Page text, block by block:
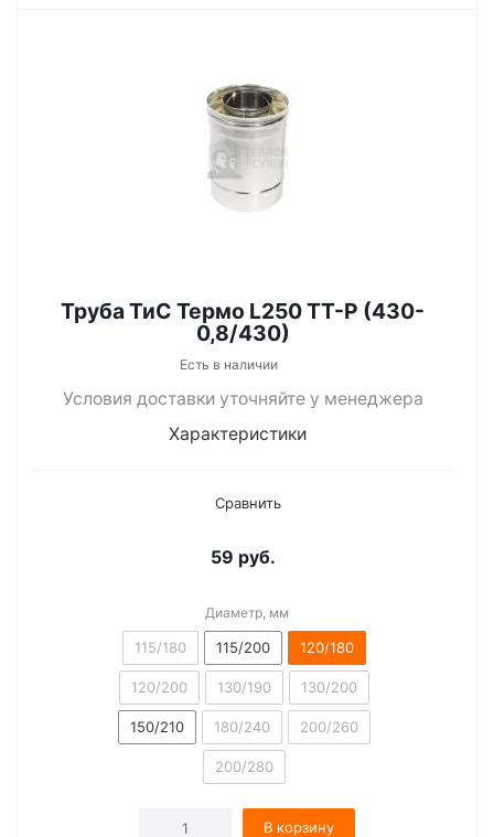
Труба ТиС Термо L250 ТТ-Р (430-
0,8/430)
Есть в наличии
Условия доставки уточняйте у менеджера
Характеристики
Сравнить
59 руб.
Диаметр, мм
115/180 115/200 120/180
120/200 130/190 130/200
150/210 180/240 200/260
200/280
В корзину